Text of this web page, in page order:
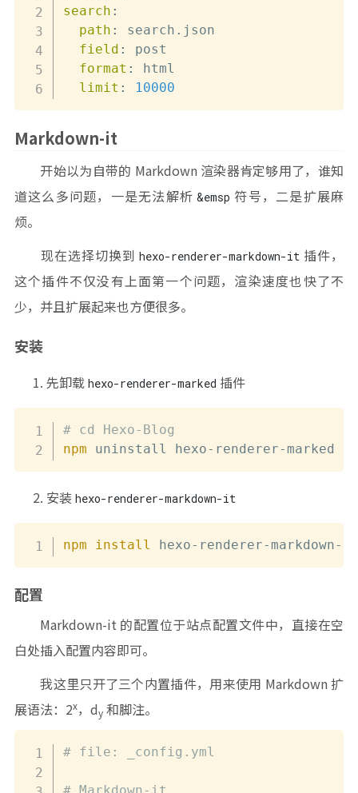
search :
path :
search.json
field :
post
format :
html
limit : 10000
Markdown-it
开始以为自带的 Markdown 渲染器肯定够用了，谁知
道这么多问题，一是无法解析 &emsp 符号，二是扩展麻
烦。
现在选择切换到 hexo-renderer-markdown-it 插件，
这个插件不仅没有上面第一个问题，渲染速度也快了不
少，并且扩展起来也方便很多。
安装
先卸载 hexo-renderer-marked 插件
# cd Hexo-Blog
npm uninstall hexo-renderer-marked
安装 hexo-renderer-markdown-it
npm install hexo-renderer-
配置
Markdown-it 的配置位于站点配置文件中，直接在空
白处插入配置内容即可。
我这里只开了三个内置插件，用来使用 Markdown 扩
展语法：2x，dy 和脚注。
# file: _config.yml